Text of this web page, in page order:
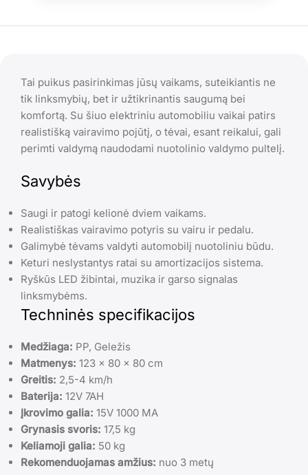
Tai puikus pasirinkimas jūsų vaikams, suteikiantis ne
tik linksmybių, bet ir užtikrinantis saugumą bei
komfortą. Su šiuo elektriniu automobiliu vaikai patirs
realistišką vairavimo pojūtį, o tėvai, esant reikalui, gali
perimti valdymą naudodami nuotolinio valdymo pultelį.
Savybės
Saugi ir patogi kelionė dviem vaikams.
Realistiškas vairavimo potyris su vairu ir pedalu.
Galimybė tėvams valdyti automobilį nuotoliniu būdu.
Keturi neslystantys ratai su amortizacijos sistema.
Ryškūs LED žibintai, muzika ir garso signalas
linksmybėms.
Techninės specifikacijos
Medžiaga: PP, Geležis
Matmenys: 123 x 80 x 80 cm
Greitis: 2,5-4 km/h
Baterija: 12V 7AH
Įkrovimo galia: 15V 1000 MA
Grynasis svoris: 17,5 kg
Keliamoji galia: 50 kg
Rekomenduojamas amžius: nuo 3 metų